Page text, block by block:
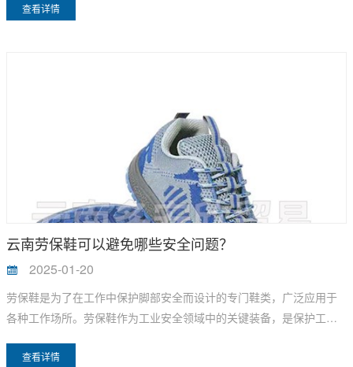
查看详情
云南劳保鞋可以避免哪些安全问题？
2025-01-20
劳保鞋是为了在工作中保护脚部安全而设计的专门鞋类，广泛应用于
各种工作场所。劳保鞋作为工业安全领域中的关键装备，是保护工人
以避免的主要安全问题：
查看详情